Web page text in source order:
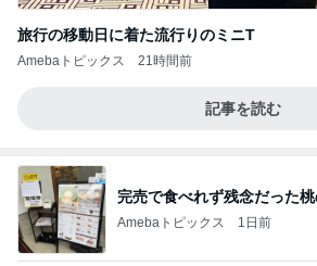
旅行の移動日に着た流行りのミニT
Amebaトピックス 21時間前
記事を読む
完売で食べれず残念だった
Amebaトピックス 1日前